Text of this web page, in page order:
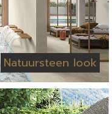
Natuursteen look